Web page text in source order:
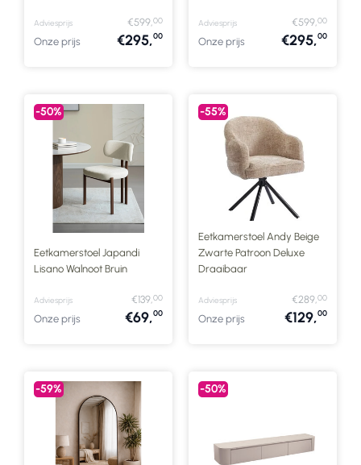
Adviesprijs €599,00
Onze prijs €295,00
Adviesprijs €599,00
Onze prijs €295,00
-50%
Eetkamerstoel Japandi
Lisano Walnoot Bruin
Adviesprijs €139,00
Onze prijs €69,00
-55%
Eetkamerstoel Andy Beige
Zwarte Patroon Deluxe
Draaibaar
Adviesprijs €289,00
Onze prijs €129,00
-59% -50%